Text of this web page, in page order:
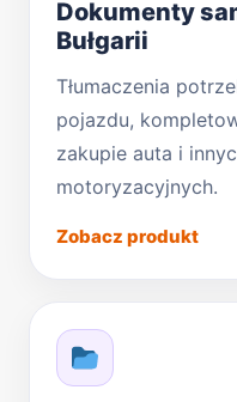
Dokumenty
Bułgarii
Tłumaczenia
pojazdu,
zakupie auta i
motoryzacyjnych.
Zobacz produkt